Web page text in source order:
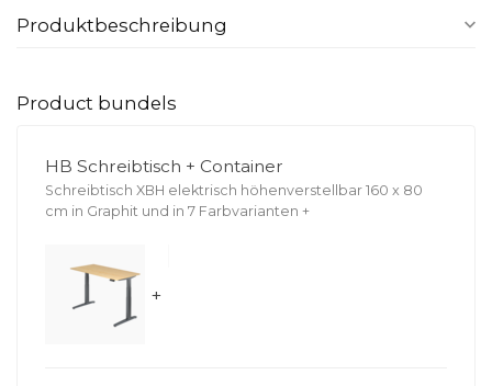
Produktbeschreibung
Product bundels
HB Schreibtisch + Container
Schreibtisch XBH elektrisch höhenverstellbar 160 x 80
cm in Graphit und in 7 Farbvarianten +
+